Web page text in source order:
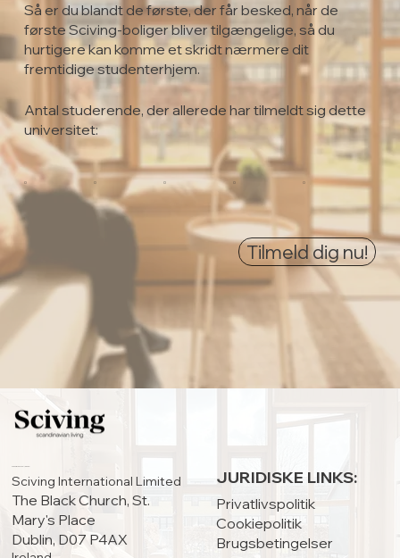
Så er du blandt de første, der får besked, når de
første Sciving-boliger bliver tilgængelige, så du
hurtigere kan komme et skridt nærmere dit
fremtidige studenterhjem.
Antal studerende, der allerede har tilmeldt sig dette
universitet:
0
0
0
0
0
Tilmeld dig nu!
HOVEDKONTOR:
Sciving International Limited
The Black Church, St.
Mary's Place
Dublin, D07 P4AX
JURIDISKE LINKS:
Privatlivspolitik
Cookiepolitik
Brugsbetingelser